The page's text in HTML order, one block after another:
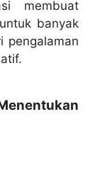
membuat
banyak
pengalaman